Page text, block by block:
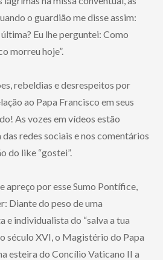
o guardião me disse assim:
Eu lhe perguntei: Como
morreu hoje”.
rebeldias e desrespeitos por
ao Papa Francisco em seus
As vozes em vídeos estão
redes sociais e nos comentários
do like “gostei”.
apreço por esse Sumo Pontífice,
Diante do peso de uma
individualista do “salva a tua
século XVI, o Magistério do Papa
esteira do Concílio Vaticano II a